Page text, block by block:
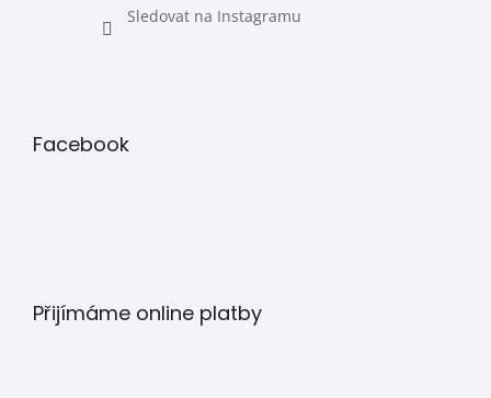
Sledovat na Instagramu
Facebook
Přijímáme online platby